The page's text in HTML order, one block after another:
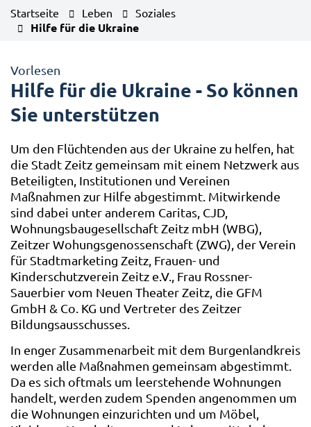
Startseite Leben Soziales
Hilfe für die Ukraine
Vorlesen
Hilfe für die Ukraine - So können
Sie unterstützen
Um den Flüchtenden aus der Ukraine zu helfen, hat
die Stadt Zeitz gemeinsam mit einem Netzwerk aus
Beteiligten, Institutionen und Vereinen
Maßnahmen zur Hilfe abgestimmt. Mitwirkende
sind dabei unter anderem Caritas, CJD,
Wohnungsbaugesellschaft Zeitz mbH (WBG),
Zeitzer Wohungsgenossenschaft (ZWG), der Verein
für Stadtmarketing Zeitz, Frauen- und
Kinderschutzverein Zeitz e.V., Frau Rossner-
Sauerbier vom Neuen Theater Zeitz, die GFM
GmbH & Co. KG und Vertreter des Zeitzer
Bildungsausschusses.
In enger Zusammenarbeit mit dem Burgenlandkreis
werden alle Maßnahmen gemeinsam abgestimmt.
Da es sich oftmals um leerstehende Wohnungen
handelt, werden zudem Spenden angenommen um
die Wohnungen einzurichten und um Möbel,